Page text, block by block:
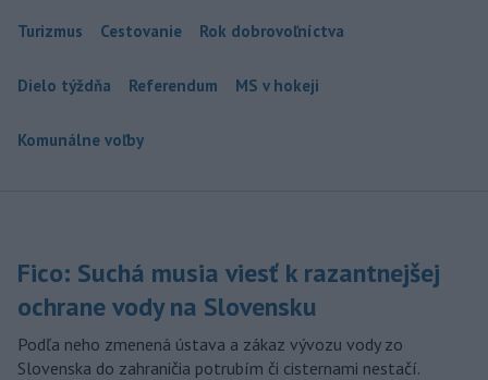
Turizmus Cestovanie Rok dobrovoľníctva
Dielo týždňa Referendum MS v hokeji
Komunálne voľby
Fico: Suchá musia viesť k razantnejšej
ochrane vody na Slovensku
Podľa neho zmenená ústava a zákaz vývozu vody zo
Slovenska do zahraničia potrubím či cisternami nestačí.